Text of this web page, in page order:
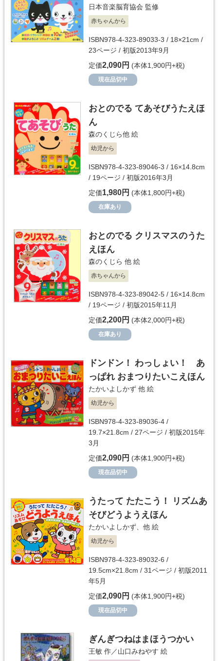
日本音楽脳育協会 監修
赤ちゃんから
ISBN978-4-323-89033-3 / 18×21cm /
23ページ / 初版2013年9月
定価2,090円 (本体1,900円+税)
現在品切中
おとのでる てあそびうたえほ
ん
森のくじら他 絵
幼児から
ISBN978-4-323-89046-3 / 16×14.8cm
/ 19ページ / 初版2016年3月
定価1,980円 (本体1,800円+税)
在庫あり
おとのでる クリスマスのうた
えほん
森のくじら 他 絵
赤ちゃんから
ISBN978-4-323-89042-5 / 16×14.8cm
/ 19ページ / 初版2015年11月
定価2,200円 (本体2,000円+税)
在庫あり
ドンドン！ わっしょい！ あ
っぱれ おまつりたいこえほん
たかいよしかず 他 絵
幼児から
ISBN978-4-323-89036-4 /
19.7×21.8cm / 27ページ / 初版2015年
3月
定価2,090円 (本体1,900円+税)
現在品切中
うたって たたこう！ リズムあ
そびどうようえほん
たかいよしかず 、他 絵
幼児から
ISBN978-4-323-89032-6 /
19.5cm×21.8cm / 31ページ / 初版2011
年5月
定価2,090円 (本体1,900円+税)
現在品切中
ぎんぎつねはまほうつかい
王敏 作／山口みねやす 絵